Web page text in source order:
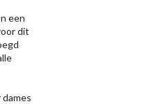
een
dit